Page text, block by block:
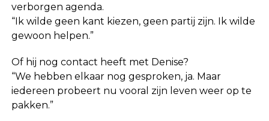
verborgen agenda.
“Ik wilde geen kant kiezen, geen partij zijn. Ik wilde
gewoon helpen.”
Of hij nog contact heeft met Denise?
“We hebben elkaar nog gesproken, ja. Maar
iedereen probeert nu vooral zijn leven weer op te
pakken.”